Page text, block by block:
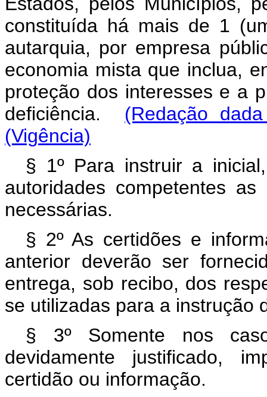
constituída há mais de 1
autarquia, por empresa
economia mista que inclua,
proteção dos interesses e a
deficiência. (Redação
(Vigência)
§ 1º Para instruir a
autoridades competentes
necessárias.
§ 2º As certidões e
anterior deverão ser
entrega, sob recibo, dos
se utilizadas para a instrução
§ 3º Somente nos
devidamente justificado,
certidão ou informação.